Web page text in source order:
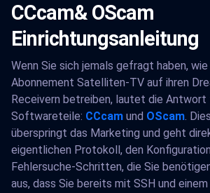
CCcam& OScam
Einrichtungsanleitung
Wenn Sie sich jemals gefragt haben,
Abonnement Satelliten-TV auf ihren
Receivern betreiben, lautet die Antwort
Softwareteile: CCcam und OScam.
überspringt das Marketing und geht
eigentlichen Protokoll, den
Fehlersuche-Schritten, die Sie
aus, dass Sie bereits mit SSH und